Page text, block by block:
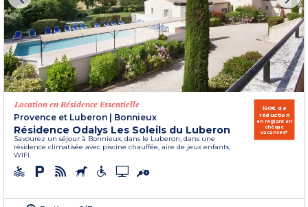
Location en Résidence Essentielle
Provence et Luberon | Bonnieux
Résidence Odalys Les Soleils du Luberon
Savourez un séjour à Bonnieux, dans le Luberon, dans une
résidence climatisée avec piscine chauffée, aire de jeux enfants,
WIFI.
150€ de
réduction
en réglant en
chèque
vacances*